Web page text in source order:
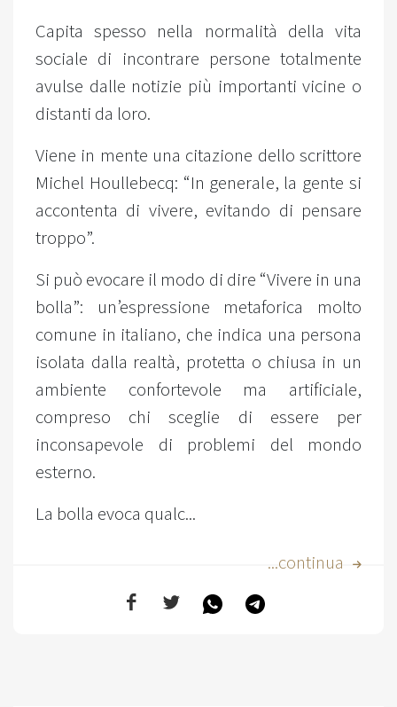
Capita spesso nella normalità della vita
sociale di incontrare persone totalmente
avulse dalle notizie più importanti vicine o
distanti da loro.
Viene in mente una citazione dello scrittore
Michel Houllebecq: “In generale, la gente si
accontenta di vivere, evitando di pensare
troppo”.
Si può evocare il modo di dire “Vivere in una
bolla”: un’espressione metaforica molto
comune in italiano, che indica una persona
isolata dalla realtà, protetta o chiusa in un
ambiente confortevole ma artificiale,
compreso chi sceglie di essere per
inconsapevole di problemi del mondo
esterno.
La bolla evoca qualc...
...continua